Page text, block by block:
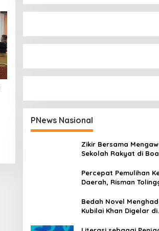
PNews Nasional
Zikir Bersama
Sekolah Rakyat di
Percepat Pemulihan
Daerah, Risman
Kemendagri dan
Bandung
Bedah Novel
Kubilai Khan Digelar di
Menyelami Heroisme